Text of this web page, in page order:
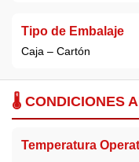
Tipo de Embalaje
Caja – Cartón
🌡️ CONDICIONES
Temperatura